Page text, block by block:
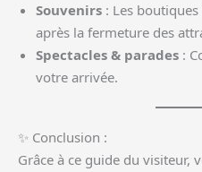
Souvenirs : Les
après la fermeture des
Spectacles & parades :
votre arrivée.
✨ Conclusion :
Grâce à ce guide du visiteur,